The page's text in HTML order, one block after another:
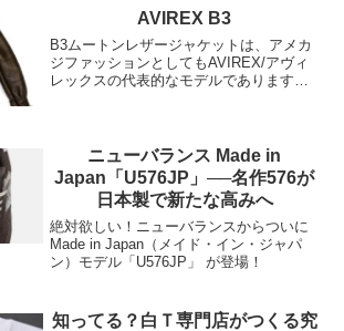
AVIREX B3
B3ムートンレザージャケットは、アメカ
ジファッションとしてもAVIREX/アヴィ
レックスの代表的なモデルであります。
ています。一枚皮...
ニューバランス Made in
Japan「U576JP」──名作576が
日本製で新たな高みへ
絶対欲しい！ニューバランスからついに
Made in Japan（メイド・イン・ジャパ
ン）モデル「U576JP」 が登場！
知ってる？白Ｔ専門店がつくる究